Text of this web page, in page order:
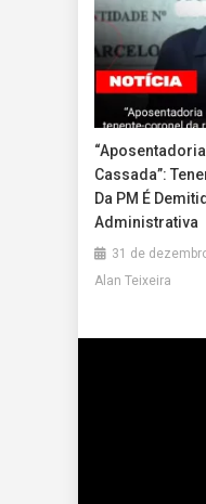
“Aposentadoria
Cassada”:
Da PM É
Administrativa
31 de
Alan Teixeira